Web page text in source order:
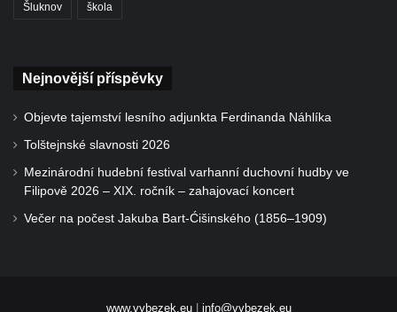
Šluknov škola
Nejnovější příspěvky
Objevte tajemství lesního adjunkta Ferdinanda Náhlíka
Tolštejnské slavnosti 2026
Mezinárodní hudební festival varhanní duchovní hudby ve
Filipově 2026 – XIX. ročník – zahajovací koncert
Večer na počest Jakuba Bart-Ćišinského (1856–1909)
www.vybezek.eu| info@vybezek.eu